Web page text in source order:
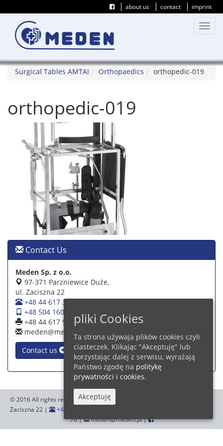
about us contact imprint
Surgical Tables AMTAI Orthopaedics orthopedic-019
orthopedic-019
Contact Us
Meden Sp. z o.o.
97-371 Parzniewice Duże,
ul. Zaciszna 22
+48 44 617 39 39
+48 504 160 942
+48 44 617 93 76
meden@meden.pl
Contact us
© 2016 All rights reserved.Meden Sp. z o.o.
Zaciszna 22 |
+48 44 617 39 39
76 |
meden@meden.pl |
pliki Cookies
Ta strona używaja plików cookies czyli
ciasteczek. Klikając "Akceptuję" lub
korzystając dalej z serwisu, wyrażają
Państwo zgodę na politykę
prywatności i cookies.
Akceptuję